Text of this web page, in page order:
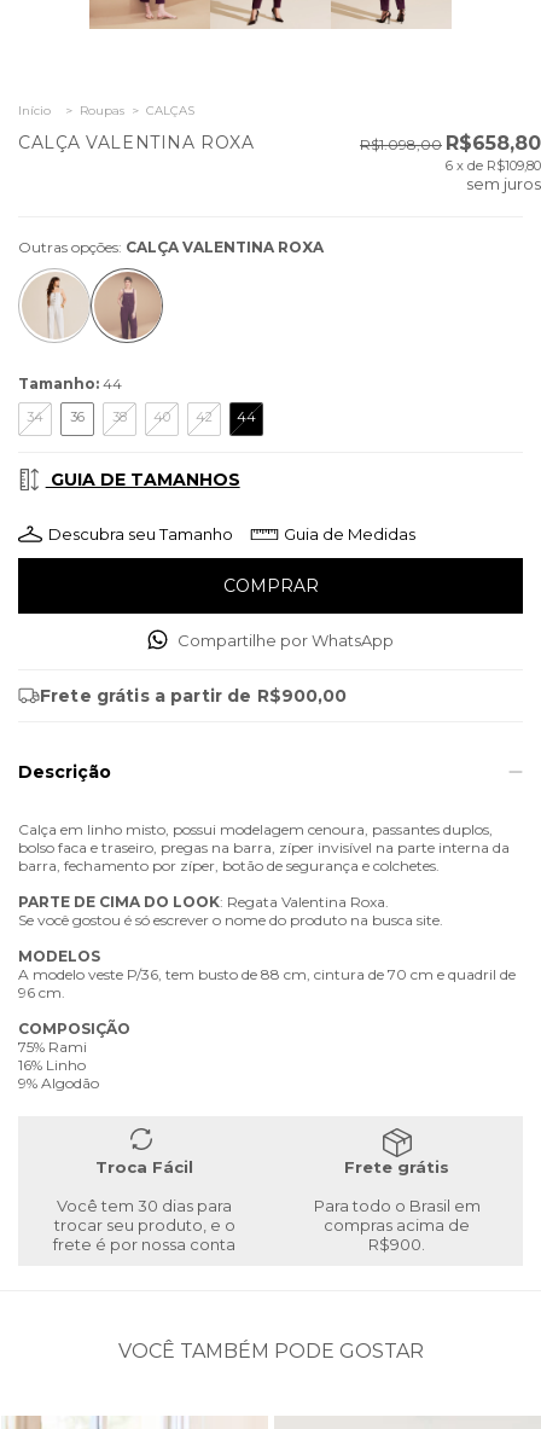
Início > Roupas > CALÇAS
CALÇA VALENTINA ROXA R$1.098,00 R$658,80
6 x de R$109,80
sem juros
Outras opções: CALÇA VALENTINA ROXA
Tamanho: 44
34 36 38 40 42 44
GUIA DE TAMANHOS
Descubra seu Tamanho Guia de Medidas
Compartilhe por WhatsApp
Frete grátis a partir de R$900,00
Descrição
Calça em linho misto, possui modelagem cenoura, passantes duplos,
bolso faca e traseiro, pregas na barra, zíper invisível na parte interna da
barra, fechamento por zíper, botão de segurança e colchetes.
PARTE DE CIMA DO LOOK: Regata Valentina Roxa.
Se você gostou é só escrever o nome do produto na busca site.
MODELOS
A modelo veste P/36, tem busto de 88 cm, cintura de 70 cm e quadril de
96 cm.
COMPOSIÇÃO
75% Rami
16% Linho
9% Algodão
Troca Fácil
Você tem 30 dias para
trocar seu produto, e o
frete é por nossa conta
Frete grátis
Para todo o Brasil em
compras acima de
R$900.
VOCÊ TAMBÉM PODE GOSTAR